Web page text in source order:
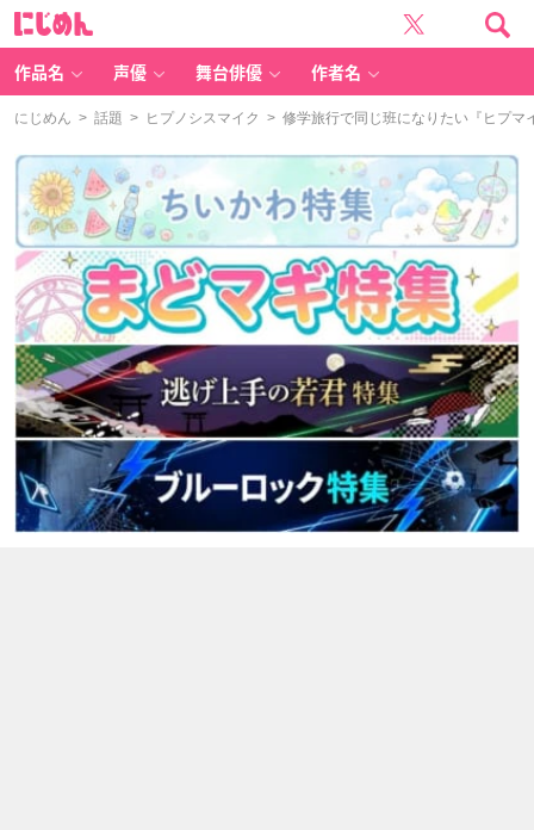
作品名 声優 舞台俳優 作者名
にじめん > 話題 > ヒプノシスマイク > 修学旅行で同じ班になりたい『ヒプマ